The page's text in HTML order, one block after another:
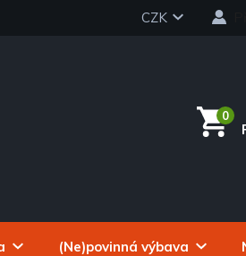
CZK
(Ne)povinná výbava